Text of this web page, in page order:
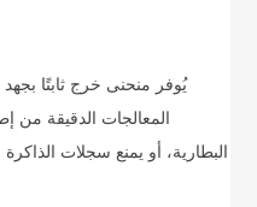
المعالجات الدقيقة من
البطارية، أو يمنع سجلات